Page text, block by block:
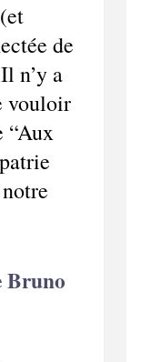
de
n’y a
vouloir
“Aux
Bruno